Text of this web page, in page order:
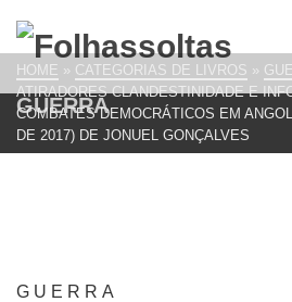
GUERRA
HOME » CATEGORIAS DE LIVROS »
ATIRADORES CLANDESTINIDADE E
COMBATES DEMOCRÁTICOS EM
DE 2017) DE JONUEL GONÇALVES
GUERRA